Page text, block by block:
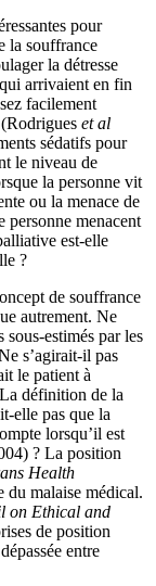
pour
la souffrance
la détresse
arrivaient en fin
facilement
et al
sédatifs pour
le niveau de
la personne vit
ou la menace de
personne menacent
est-elle
?
de souffrance
autrement. Ne
estimés par les
s’agirait-il pas
le patient à
définition de la
elle pas que la
lorsqu’il est
? La position
Health
malaise médical.
on Ethical and
de position
entre